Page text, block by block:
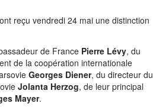
ont reçu vendredi 24 mai une distinction
de France Pierre Lévy, du
de la coopération internationale
Georges Diener, du directeur du
Jolanta Herzog, de leur principal
Mayer.